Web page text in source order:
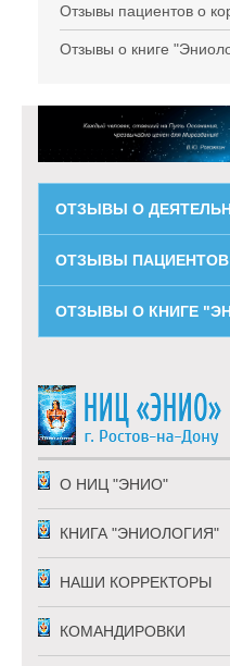
Отзывы пациентов о
Отзывы о книге
ОТЗЫВЫ О
ОТЗЫВЫ ПАЦИЕНТОВ
ОТЗЫВЫ О КНИГЕ
О НИЦ "ЭНИО"
КНИГА "ЭНИОЛОГИЯ"
НАШИ КОРРЕКТОРЫ
КОМАНДИРОВКИ